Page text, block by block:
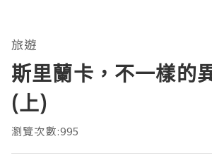
旅遊
斯里蘭卡，不一樣的
(上)
瀏覽次數:995